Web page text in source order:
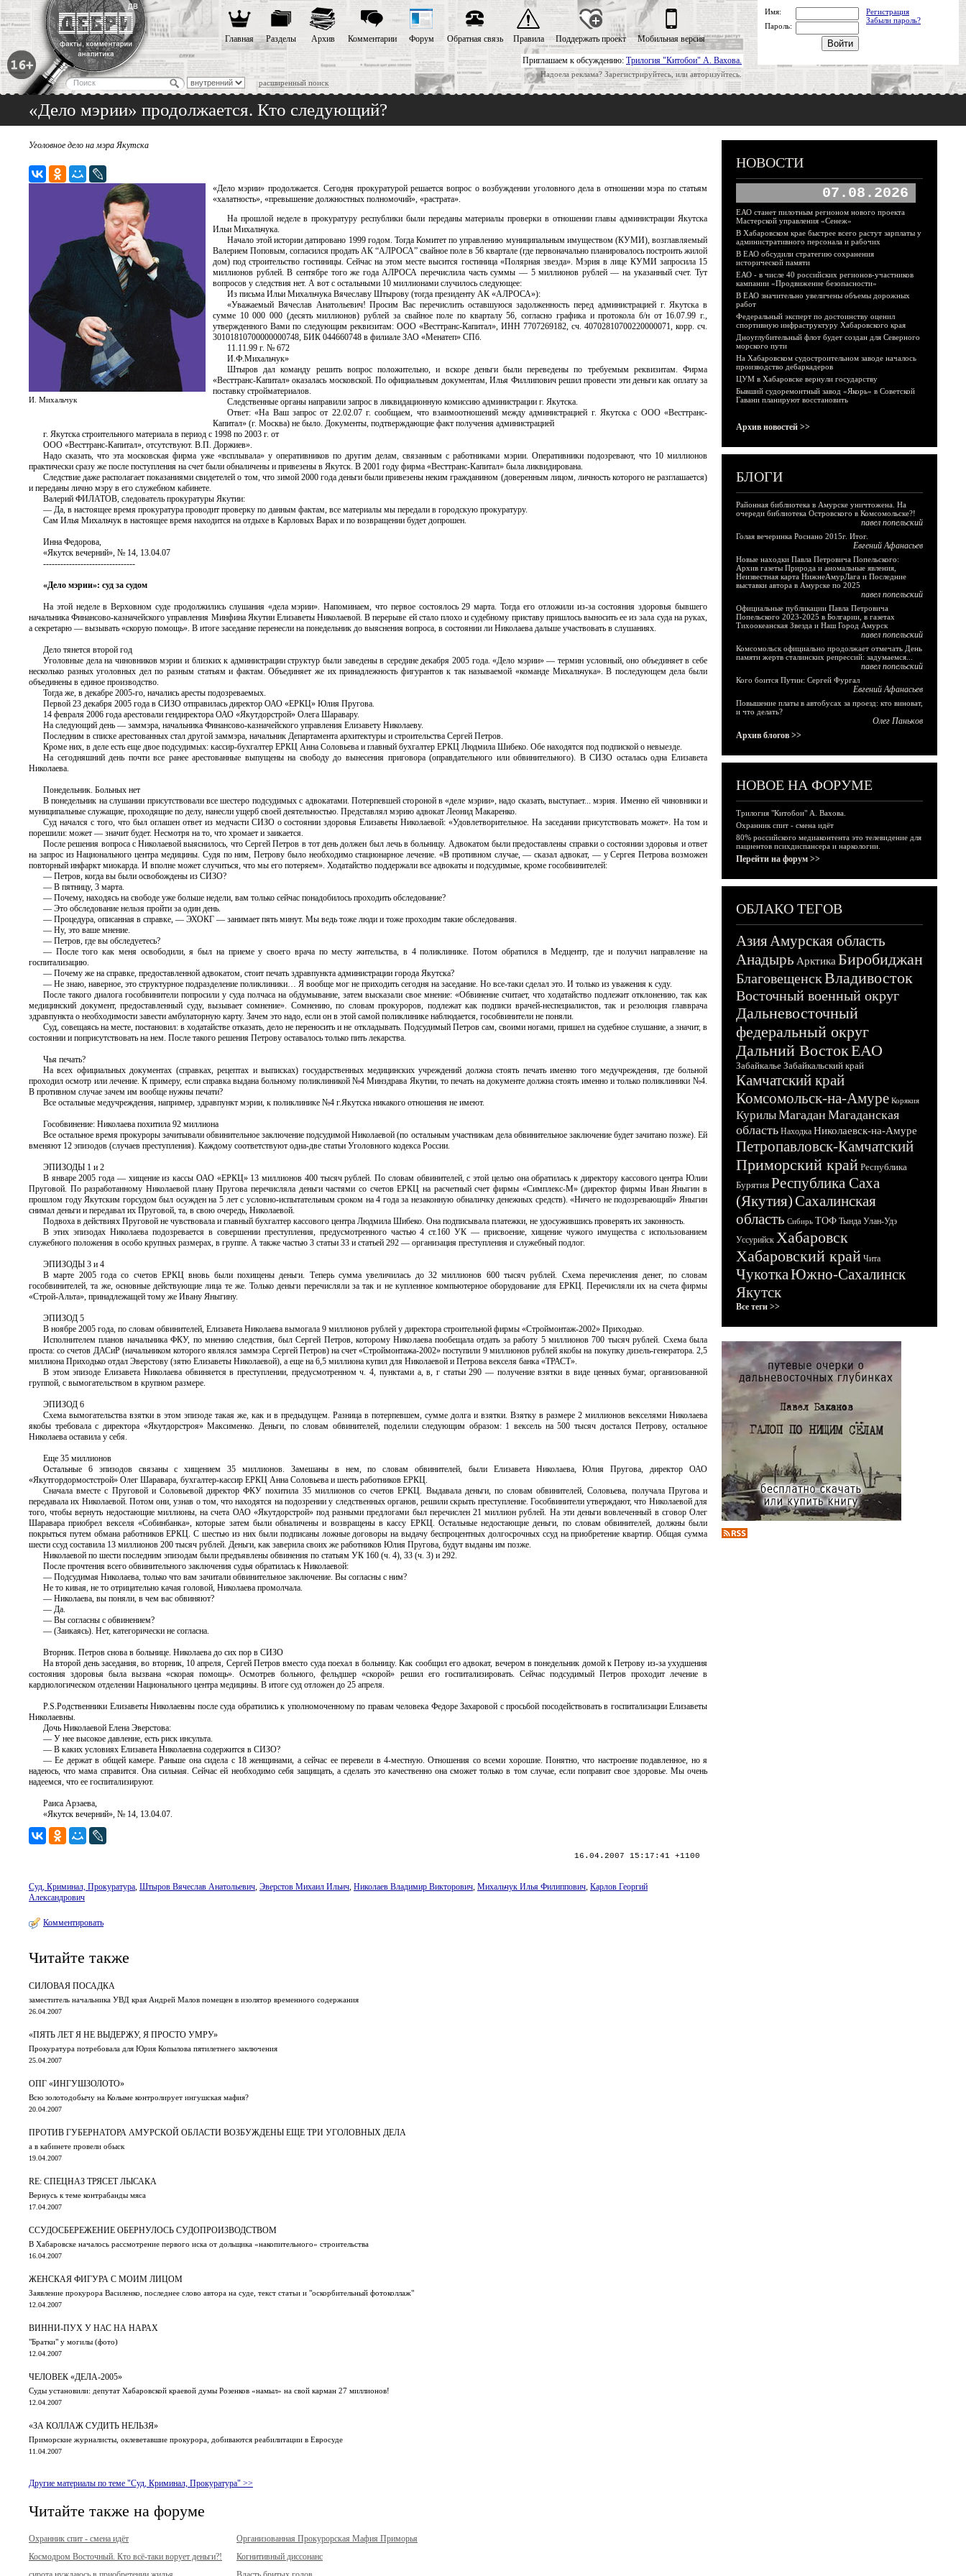
Приглашаем к обсуждению: Трилогия "Китобои" А. Вахова.
Надоела реклама? Зарегистрируйтесь, или авторизуйтесь.
расширенный поиск
Главная Разделы Архив Комментарии Форум Обратная связь Правила Поддержать проект Мобильная версия
Имя:
Регистрация
Забыли пароль?
Пароль:
«Дело мэрии» продолжается. Кто следующий?
Уголовное дело на мэра Якутска
И. Михальчук
«Дело мэрии» продолжается. Сегодня прокуратурой решается вопрос о возбуждении уголовного дела в отношении мэра по статьям
«халатность», «превышение должностных полномочий», «растрата».
На прошлой неделе в прокуратуру республики были переданы материалы проверки в отношении главы администрации Якутска
Ильи Михальчука.
Начало этой истории датировано 1999 годом. Тогда Комитет по управлению муниципальным имуществом (КУМИ), возглавляемый
Валерием Поповым, согласился продать АК “АЛРОСА” свайное поле в 56 квартале (где первоначально планировалось построить жилой
дом) под строительство гостиницы. Сейчас на этом месте высится гостиница «Полярная звезда». Мэрия в лице КУМИ запросила 15
миллионов рублей. В сентябре того же года АЛРОСА перечислила часть суммы — 5 миллионов рублей — на указанный счет. Тут
вопросов у следствия нет. А вот с остальными 10 миллионами случилось следующее:
Из письма Ильи Михальчука Вячеславу Штырову (тогда президенту АК «АЛРОСА»):
«Уважаемый Вячеслав Анатольевич! Просим Вас перечислить оставшуюся задолженность перед администрацией г. Якутска в
сумме 10 000 000 (десять миллионов) рублей за свайное поле по кварталу 56, согласно графика и протокола б/н от 16.07.99 г.,
утвержденного Вами по следующим реквизитам: ООО «Весттранс-Капитал», ИНН 7707269182, сч. 40702810700220000071, корр. сч.
30101810700000000748, БИК 044660748 в филиале ЗАО «Менатеп» СПб.
11.11.99 г. № 672
И.Ф.Михальчук»
Штыров дал команду решить вопрос положительно, и вскоре деньги были переведены по требуемым реквизитам. Фирма
«Весттранс-Капитал» оказалась московской. По официальным документам, Илья Филлипович решил провести эти деньги как оплату за
поставку стройматериалов.
Следственные органы направили запрос в ликвидационную комиссию администрации г. Якутска.
Ответ: «На Ваш запрос от 22.02.07 г. сообщаем, что взаимоотношений между администрацией г. Якутска с ООО «Весттранс-
Капитал» (г. Москва) не было. Документы, подтверждающие факт получения администрацией
г. Якутска строительного материала в период с 1998 по 2003 г. от
ООО «Весттранс-Капитал», отсутствуют. В.П. Доржиев».
Надо сказать, что эта московская фирма уже «всплывала» у оперативников по другим делам, связанным с работниками мэрии. Оперативники подозревают, что 10 миллионов
практически сразу же после поступления на счет были обналичены и привезены в Якутск. В 2001 году фирма «Весттранс-Капитал» была ликвидирована.
Следствие даже располагает показаниями свидетелей о том, что зимой 2000 года деньги были привезены неким гражданином (доверенным лицом, личность которого не разглашается)
и переданы лично мэру в его служебном кабинете.
Валерий ФИЛАТОВ, следователь прокуратуры Якутии:
— Да, в настоящее время прокуратура проводит проверку по данным фактам, все материалы мы передали в городскую прокуратуру.
Сам Илья Михальчук в настоящее время находится на отдыхе в Карловых Варах и по возвращении будет допрошен.
Инна Федорова,
«Якутск вечерний», № 14, 13.04.07
--------------------------------
«Дело мэрии»: суд за судом
На этой неделе в Верховном суде продолжились слушания «дела мэрии». Напоминаем, что первое состоялось 29 марта. Тогда его отложили из-за состояния здоровья бывшего
начальника Финансово-казначейского управления Минфина Якутии Елизаветы Николаевой. В перерыве ей стало плохо и судебному приставу пришлось выносить ее из зала суда на руках,
а секретарю — вызывать «скорую помощь». В итоге заседание перенесли на понедельник до выяснения вопроса, в состоянии ли Николаева дальше участвовать в слушаниях.
Дело тянется второй год
Уголовные дела на чиновников мэрии и близких к администрации структур были заведены в середине декабря 2005 года. «Дело мэрии» — термин условный, оно объединяет в себе
несколько разных уголовных дел по разным статьям и фактам. Объединяет же их принадлежность фигурантов к так называемой «команде Михальчука». В последующем дела были
объединены в единое производство.
Тогда же, в декабре 2005-го, начались аресты подозреваемых.
Первой 23 декабря 2005 года в СИЗО отправилась директор ОАО «ЕРКЦ» Юлия Пругова.
14 февраля 2006 года арестовали гендиректора ОАО «Якутдорстрой» Олега Шаравару.
На следующий день — заммэра, начальника Финансово-казначейского управления Елизавету Николаеву.
Последним в списке арестованных стал другой заммэра, начальник Департамента архитектуры и строительства Сергей Петров.
Кроме них, в деле есть еще двое подсудимых: кассир-бухгалтер ЕРКЦ Анна Соловьева и главный бухгалтер ЕРКЦ Людмила Шибеко. Обе находятся под подпиской о невыезде.
На сегодняшний день почти все ранее арестованные выпущены на свободу до вынесения приговора (оправдательного или обвинительного). В СИЗО осталась одна Елизавета
Николаева.
Понедельник. Больных нет
В понедельник на слушании присутствовали все шестеро подсудимых с адвокатами. Потерпевшей стороной в «деле мэрии», надо сказать, выступает... мэрия. Именно ей чиновники и
муниципальные служащие, проходящие по делу, нанесли ущерб своей деятельностью. Представлял мэрию адвокат Леонид Макаренко.
Суд начался с того, что был оглашен ответ из медчасти СИЗО о состоянии здоровья Елизаветы Николаевой: «Удовлетворительное. На заседании присутствовать может». На том и
порешили: может — значит будет. Несмотря на то, что хромает и заикается.
После решения вопроса с Николаевой выяснилось, что Сергей Петров в тот день должен был лечь в больницу. Адвокатом были предоставлены справки о состоянии здоровья и ответ
на запрос из Национального центра медицины. Судя по ним, Петрову было необходимо стационарное лечение. «В противном случае, — сказал адвокат, — у Сергея Петрова возможен
повторный инфаркт миокарда. И вполне может случиться, что мы его потеряем». Ходатайство поддержали все адвокаты и подсудимые, кроме гособвинителей:
— Петров, когда вы были освобождены из СИЗО?
— В пятницу, 3 марта.
— Почему, находясь на свободе уже больше недели, вам только сейчас понадобилось проходить обследование?
— Это обследование нельзя пройти за один день.
— Процедура, описанная в справке, — ЭХОКГ — занимает пять минут. Мы ведь тоже люди и тоже проходим такие обследования.
— Ну, это ваше мнение.
— Петров, где вы обследуетесь?
— После того как меня освободили, я был на приеме у своего врача по месту жительства, в 4 поликлинике. Потом обратился в Медцентр, где и получил направление на
госпитализацию.
— Почему же на справке, предоставленной адвокатом, стоит печать здравпункта администрации города Якутска?
— Не знаю, наверное, это структурное подразделение поликлиники… Я вообще мог не приходить сегодня на заседание. Но все-таки сделал это. И только из уважения к суду.
После такого диалога гособвинители попросили у суда полчаса на обдумывание, затем высказали свое мнение: «Обвинение считает, что ходатайство подлежит отклонению, так как
медицинский документ, предоставленный суду, вызывает сомнение». Сомнению, по словам прокуроров, подлежат как подписи врачей-неспециалистов, так и резолюция главврача
здравпункта о необходимости завести амбулаторную карту. Зачем это надо, если он в этой самой поликлинике наблюдается, гособвинители не поняли.
Суд, совещаясь на месте, постановил: в ходатайстве отказать, дело не переносить и не откладывать. Подсудимый Петров сам, своими ногами, пришел на судебное слушание, а значит, в
состоянии и поприсутствовать на нем. После такого решения Петрову оставалось только пить лекарства.
Чья печать?
На всех официальных документах (справках, рецептах и выписках) государственных медицинских учреждений должна стоять печать именно того медучреждения, где больной
проходил осмотр или лечение. К примеру, если справка выдана больному поликлиникой №4 Минздрава Якутии, то печать на документе должна стоять именно и только поликлиники №4.
В противном случае зачем им вообще нужны печати?
Все остальные медучреждения, например, здравпункт мэрии, к поликлинике №4 г.Якутска никакого отношения не имеют.
Гособвинение: Николаева похитила 92 миллиона
Все остальное время прокуроры зачитывали обвинительное заключение подсудимой Николаевой (по остальным участникам дела обвинительное заключение будет зачитано позже). Ей
вменяют 12 эпизодов (случаев преступления). Каждому соответствуют одна-две статьи Уголовного кодекса России.
ЭПИЗОДЫ 1 и 2
В январе 2005 года — хищение из кассы ОАО «ЕРКЦ» 13 миллионов 400 тысяч рублей. По словам обвинителей, с этой целью она обратилась к директору кассового центра Юлии
Пруговой. По разработанному Николаевой плану Пругова перечисляла деньги частями со счетов ЕРКЦ на расчетный счет фирмы «Симплекс-М» (директор фирмы Иван Яныгин в
прошлом году Якутским горсудом был осужден на 5 лет с условно-испытательным сроком на 4 года за незаконную обналичку денежных средств). «Ничего не подозревающий» Яныгин
снимал деньги и передавал их Пруговой, та, в свою очередь, Николаевой.
Подвоха в действиях Пруговой не чувствовала и главный бухгалтер кассового центра Людмила Шибеко. Она подписывала платежки, не удосужившись проверять их законность.
В этих эпизодах Николаева подозревается в совершении преступления, предусмотренного частью 4 ст.160 УК — присвоение, хищение чужого имущества с использованием
служебного положения в особо крупных размерах, в группе. А также частью 3 статьи 33 и статьей 292 — организация преступления и служебный подлог.
ЭПИЗОДЫ 3 и 4
В марте 2005 года со счетов ЕРКЦ вновь были похищены деньги. Теперь сумма увеличилась до 32 миллионов 600 тысяч рублей. Схема перечисления денег, по словам
гособвинителей, та же, основные действующие лица те же. Только деньги перечисляли за так и не купленное компьютерное оборудование для ЕРКЦ. Перечисляли их на счета фирмы
«Строй-Альта», принадлежащей тому же Ивану Яныгину.
ЭПИЗОД 5
В ноябре 2005 года, по словам обвинителей, Елизавета Николаева вымогала 9 миллионов рублей у директора строительной фирмы «Строймонтаж-2002» Приходько.
Исполнителем планов начальника ФКУ, по мнению следствия, был Сергей Петров, которому Николаева пообещала отдать за работу 5 миллионов 700 тысяч рублей. Схема была
проста: со счетов ДАСиР (начальником которого являлся заммэра Сергей Петров) на счет «Строймонтажа-2002» поступили 9 миллионов рублей якобы на покупку дизель-генератора. 2,5
миллиона Приходько отдал Эверстову (зятю Елизаветы Николаевой), а еще на 6,5 миллиона купил для Николаевой и Петрова векселя банка «ТРАСТ».
В этом эпизоде Елизавета Николаева обвиняется в преступлении, предусмотренном ч. 4, пунктами а, в, г статьи 290 — получение взятки в виде ценных бумаг, организованной
группой, с вымогательством в крупном размере.
ЭПИЗОД 6
Схема вымогательства взятки в этом эпизоде такая же, как и в предыдущем. Разница в потерпевшем, сумме долга и взятки. Взятку в размере 2 миллионов векселями Николаева
якобы требовала с директора «Якутдорстроя» Максименко. Деньги, по словам обвинителей, поделили следующим образом: 1 вексель на 500 тысяч достался Петрову, остальное
Николаева оставила у себя.
Еще 35 миллионов
Остальные 6 эпизодов связаны с хищением 35 миллионов. Замешаны в нем, по словам обвинителей, были Елизавета Николаева, Юлия Пругова, директор ОАО
«Якутгордормостстрой» Олег Шаравара, бухгалтер-кассир ЕРКЦ Анна Соловьева и шесть работников ЕРКЦ.
Сначала вместе с Пруговой и Соловьевой директор ФКУ похитила 35 миллионов со счетов ЕРКЦ. Выдавала деньги, по словам обвинителей, Соловьева, получала Пругова и
передавала их Николаевой. Потом они, узнав о том, что находятся на подозрении у следственных органов, решили скрыть преступление. Гособвинители утверждают, что Николаевой для
того, чтобы вернуть недостающие миллионы, на счета ОАО «Якутдорстрой» под разными предлогами был перечислен 21 миллион рублей. На эти деньги вовлеченный в сговор Олег
Шаравара приобрел векселя «Собинбанка», которые затем были обналичены и возвращены в кассу ЕРКЦ. Остальные недостающие деньги, по словам обвинителей, должны были
покрыться путем обмана работников ЕРКЦ. С шестью из них были подписаны ложные договоры на выдачу беспроцентных долгосрочных ссуд на приобретение квартир. Общая сумма
шести ссуд составила 13 миллионов 200 тысяч рублей. Деньги, как заверила своих же работников Юлия Пругова, будут выданы им позже.
Николаевой по шести последним эпизодам были предъявлены обвинения по статьям УК 160 (ч. 4), 33 (ч. 3) и 292.
После прочтения всего обвинительного заключения судья обратилась к Николаевой:
— Подсудимая Николаева, только что вам зачитали обвинительное заключение. Вы согласны с ним?
Не то кивая, не то отрицательно качая головой, Николаева промолчала.
— Николаева, вы поняли, в чем вас обвиняют?
— Да.
— Вы согласны с обвинением?
— (Заикаясь). Нет, категорически не согласна.
Вторник. Петров снова в больнице. Николаева до сих пор в СИЗО
На второй день заседания, во вторник, 10 апреля, Сергей Петров вместо суда поехал в больницу. Как сообщил его адвокат, вечером в понедельник домой к Петрову из-за ухудшения
состояния здоровья была вызвана «скорая помощь». Осмотрев больного, фельдшер «скорой» решил его госпитализировать. Сейчас подсудимый Петров проходит лечение в
кардиологическом отделении Национального центра медицины. В итоге суд отложен до 25 апреля.
P.S.Родственники Елизаветы Николаевны после суда обратились к уполномоченному по правам человека Федоре Захаровой с просьбой посодействовать в госпитализации Елизаветы
Николаевны.
Дочь Николаевой Елена Эверстова:
— У нее высокое давление, есть риск инсульта.
— В каких условиях Елизавета Николаевна содержится в СИЗО?
— Ее держат в общей камере. Раньше она сидела с 18 женщинами, а сейчас ее перевели в 4-местную. Отношения со всеми хорошие. Понятно, что настроение подавленное, но я
надеюсь, что мама справится. Она сильная. Сейчас ей необходимо себя защищать, а сделать это качественно она сможет только в том случае, если поправит свое здоровье. Мы очень
надеемся, что ее госпитализируют.
Раиса Арзаева,
«Якутск вечерний», № 14, 13.04.07.
16.04.2007 15:17:41 +1100
Суд, Криминал, Прокуратура, Штыров Вячеслав Анатольевич, Эверстов Михаил Ильич, Николаев Владимир Викторович, Михальчук Илья Филиппович, Карлов Георгий
Александрович
Комментировать
Читайте также
СИЛОВАЯ ПОСАДКА
заместитель начальника УВД края Андрей Малов помещен в изолятор временного содержания
26.04.2007
«ПЯТЬ ЛЕТ Я НЕ ВЫДЕРЖУ, Я ПРОСТО УМРУ»
Прокуратура потребовала для Юрия Копылова пятилетнего заключения
25.04.2007
ОПГ «ИНГУШЗОЛОТО»
Всю золотодобычу на Колыме контролирует ингушская мафия?
20.04.2007
ПРОТИВ ГУБЕРНАТОРА АМУРСКОЙ ОБЛАСТИ ВОЗБУЖДЕНЫ ЕЩЕ ТРИ УГОЛОВНЫХ ДЕЛА
а в кабинете провели обыск
19.04.2007
RE: СПЕЦНАЗ ТРЯСЕТ ЛЫСАКА
Вернусь к теме контрабанды мяса
17.04.2007
ССУДОСБЕРЕЖЕНИЕ ОБЕРНУЛОСЬ СУДОПРОИЗВОДСТВОМ
В Хабаровске началось рассмотрение первого иска от дольщика «накопительного» строительства
16.04.2007
ЖЕНСКАЯ ФИГУРА С МОИМ ЛИЦОМ
Заявление прокурора Василенко, последнее слово автора на суде, текст статьи и "оскорбительный фотоколлаж"
12.04.2007
ВИННИ-ПУХ У НАС НА НАРАХ
"Братки" у могилы (фото)
12.04.2007
ЧЕЛОВЕК «ДЕЛА-2005»
Суды установили: депутат Хабаровской краевой думы Розенков «намыл» на свой карман 27 миллионов!
12.04.2007
«ЗА КОЛЛАЖ СУДИТЬ НЕЛЬЗЯ»
Приморские журналисты, оклеветавшие прокурора, добиваются реабилитации в Евросуде
11.04.2007
Другие материалы по теме "Суд, Криминал, Прокуратура" >>
Читайте также на форуме
Охранник спит - смена идёт
Организованная Прокурорская Мафия Приморья
Космодром Восточный. Кто всё-таки ворует деньги?!
Когнитивный диссонанс
НОВОСТИ
07.08.2026
ЕАО станет пилотным регионом нового проекта
Мастерской управления «Сенеж»
В Хабаровском крае быстрее всего растут зарплаты у
административного персонала и рабочих
В ЕАО обсудили стратегию сохранения
исторической памяти
ЕАО - в числе 40 российских регионов-участников
кампании «Продвижение безопасности»
В ЕАО значительно увеличены объемы дорожных
работ
Федеральный эксперт по достоинству оценил
спортивную инфраструктуру Хабаровского края
Дноуглубительный флот будет создан для Северного
морского пути
На Хабаровском судостроительном заводе началось
производство дебаркадеров
ЦУМ в Хабаровске вернули государству
Бывший судоремонтный завод «Якорь» в Советской
Гавани планируют восстановить
Архив новостей >>
БЛОГИ
Районная библиотека в Амурске уничтожена. На
очереди библиотека Островского в Комсомольске?!
павел попельский
Голая вечеринка Роснано 2015г. Итог.
Евгений Афанасьев
Новые находки Павла Петровича Попельского:
Архив газеты Природа и аномальные явления,
Неизвестная карта НижнеАмурЛага и Последние
выставки автора в Амурске по 2025
павел попельский
Официальные публикации Павла Петровича
Попельского 2023-2025 в Болгарии, в газетах
Тихоокеанская Звезда и Наш Город Амурск
павел попельский
Комсомольск официально продолжает отмечать День
памяти жертв сталинских репрессий: задумаемся...
павел попельский
Кого боится Путин: Сергей Фургал
Евгений Афанасьев
Повышение платы в автобусах за проезд: кто виноват,
и что делать?
Олег Паньков
Архив блогов >>
НОВОЕ НА ФОРУМЕ
Трилогия "Китобои" А. Вахова.
Охранник спит - смена идёт
80% российского медиаконтента это телевидение для
пациентов психдиспансера и наркологии.
Перейти на форум >>
ОБЛАКО ТЕГОВ
АзияАмурская область
Анадырь Арктика Биробиджан
БлаговещенскВладивосток
Восточный военный округ
Дальневосточный
федеральный округ
Дальний ВостокЕАО
Забайкалье Забайкальский край
Камчатский край
Комсомольск-на-Амуре Корякия
КурилыМагадан Магаданская
область Находка Николаевск-на-Амуре
Петропавловск-Камчатский
Приморский край Республика
Бурятия Республика Саха
(Якутия)Сахалинская
область Сибирь ТОФ Тында Улан-Удэ
Уссурийск Хабаровск
Хабаровский край Чита
ЧукоткаЮжно-Сахалинск
Якутск
Все теги >>